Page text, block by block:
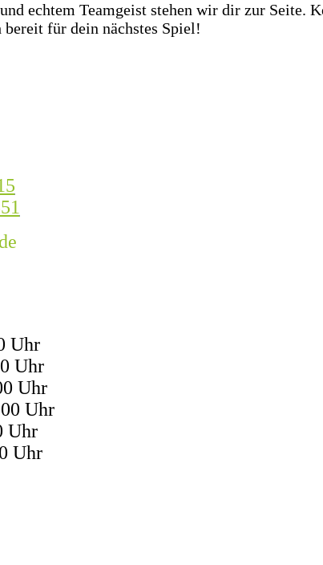
echtem Teamgeist stehen wir dir zur Seite.
für dein nächstes Spiel!
Uhr
Uhr
Uhr
Uhr
Uhr
Uhr